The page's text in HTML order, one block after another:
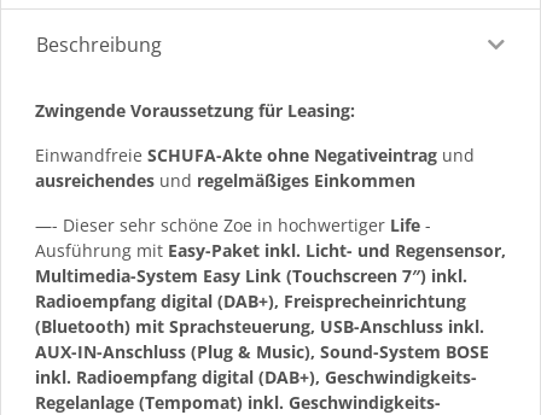
Beschreibung
Zwingende Voraussetzung für Leasing:
Einwandfreie SCHUFA-Akte ohne Negativeintrag und
ausreichendes und regelmäßiges Einkommen
—- Dieser sehr schöne Zoe in hochwertiger Life -
Ausführung mit Easy-Paket inkl. Licht- und Regensensor,
Multimedia-System Easy Link (Touchscreen 7″) inkl.
Radioempfang digital (DAB+), Freisprecheinrichtung
(Bluetooth) mit Sprachsteuerung, USB-Anschluss inkl.
AUX-IN-Anschluss (Plug & Music), Sound-System BOSE
inkl. Radioempfang digital (DAB+), Geschwindigkeits-
Regelanlage (Tempomat) inkl. Geschwindigkeits-